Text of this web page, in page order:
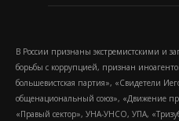
В России признаны экстремистскими и
борьбы с коррупцией, признан
большевистская партия», «Свидетели
общенациональный союз», «Движение
«Правый сектор», УНА-УНСО, УПА,